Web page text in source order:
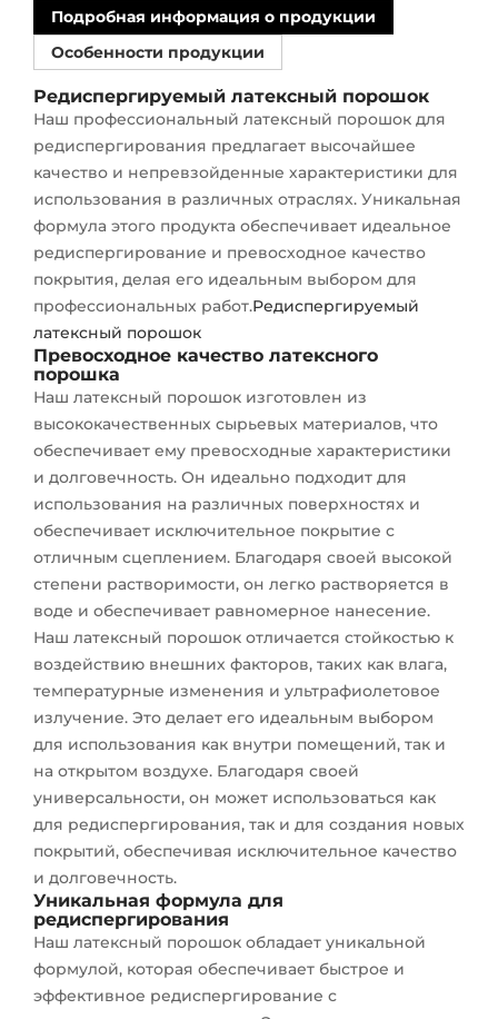
Подробная информация о продукции
Особенности продукции
Редиспергируемый латексный порошок
Наш профессиональный латексный порошок для
редиспергирования предлагает высочайшее
качество и непревзойденные характеристики для
использования в различных отраслях. Уникальная
формула этого продукта обеспечивает идеальное
редиспергирование и превосходное качество
покрытия, делая его идеальным выбором для
профессиональных работ.Редиспергируемый
латексный порошок
Превосходное качество латексного
порошка
Наш латексный порошок изготовлен из
высококачественных сырьевых материалов, что
обеспечивает ему превосходные характеристики
и долговечность. Он идеально подходит для
использования на различных поверхностях и
обеспечивает исключительное покрытие с
отличным сцеплением. Благодаря своей высокой
степени растворимости, он легко растворяется в
воде и обеспечивает равномерное нанесение.
Наш латексный порошок отличается стойкостью к
воздействию внешних факторов, таких как влага,
температурные изменения и ультрафиолетовое
излучение. Это делает его идеальным выбором
для использования как внутри помещений, так и
на открытом воздухе. Благодаря своей
универсальности, он может использоваться как
для редиспергирования, так и для создания новых
покрытий, обеспечивая исключительное качество
и долговечность.
Уникальная формула для
редиспергирования
Наш латексный порошок обладает уникальной
формулой, которая обеспечивает быстрое и
эффективное редиспергирование с